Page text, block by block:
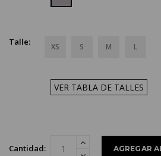
Talle: XS S M L
VER TABLA DE TALLES
Cantidad: